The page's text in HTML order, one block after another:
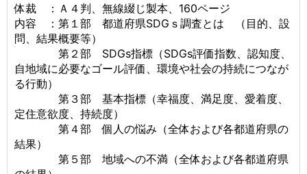
体裁 ：Ａ４判、無線綴じ製本、160ページ
内容 ：第１部 都道府県SDGｓ調査とは （目的、設
問、結果概要等）
第２部 SDGs指標（SDGs評価指数、認知度、
自地域に必要なゴール評価、環境や社会の持続につなが
る行動）
第３部 基本指標（幸福度、満足度、愛着度、
定住意欲度、持続度）
第４部 個人の悩み（全体および各都道府県の
結果）
第５部 地域への不満（全体および各都道府県